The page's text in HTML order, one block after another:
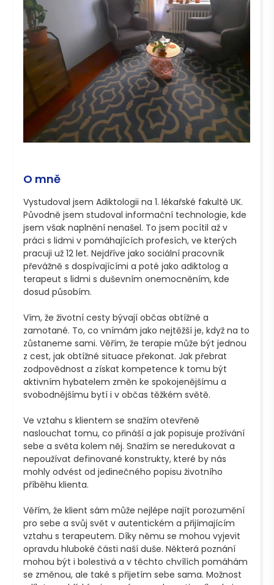
O mně
Vystudoval jsem Adiktologii na 1. lékařské fakultě UK.
Původně jsem studoval informační technologie, kde
jsem však naplnění nenašel. To jsem pocítil až v
práci s lidmi v pomáhajících profesích, ve kterých
pracuji už 12 let. Nejdříve jako sociální pracovník
převážně s dospívajícími a poté jako adiktolog a
terapeut s lidmi s duševním onemocněním, kde
dosud působím.
Vím, že životní cesty bývají občas obtížné a
zamotané. To, co vnímám jako nejtěžší je, když na to
zůstaneme sami. Věřím, že terapie může být jednou
z cest, jak obtížné situace překonat. Jak přebrat
zodpovědnost a získat kompetence k tomu být
aktivním hybatelem změn ke spokojenějšímu a
svobodnějšímu bytí i v občas těžkém světě.
Ve vztahu s klientem se snažím otevřeně
naslouchat tomu, co přináší a jak popisuje prožívání
sebe a světa kolem něj. Snažím se neredukovat a
nepoužívat definované konstrukty, které by nás
mohly odvést od jedinečného popisu životního
příběhu klienta.
Věřím, že klient sám může nejlépe najít porozumění
pro sebe a svůj svět v autentickém a přijímajícím
vztahu s terapeutem. Díky němu se mohou vyjevit
opravdu hluboké části naší duše. Některá poznání
mohou být i bolestivá a v těchto chvílích pomáhám
se změnou, ale také s přijetím sebe sama. Možnost